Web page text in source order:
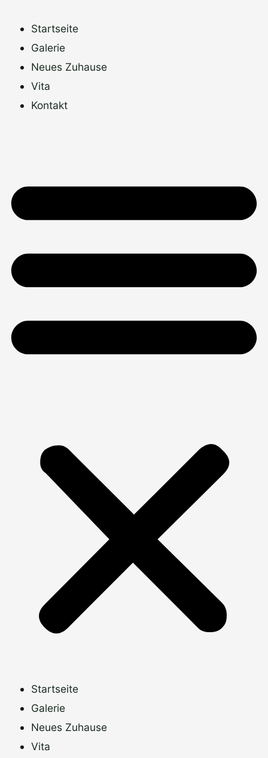
Inhalt
springen
Startseite
Galerie
Neues Zuhause
Vita
Kontakt
Startseite
Galerie
Neues Zuhause
Vita